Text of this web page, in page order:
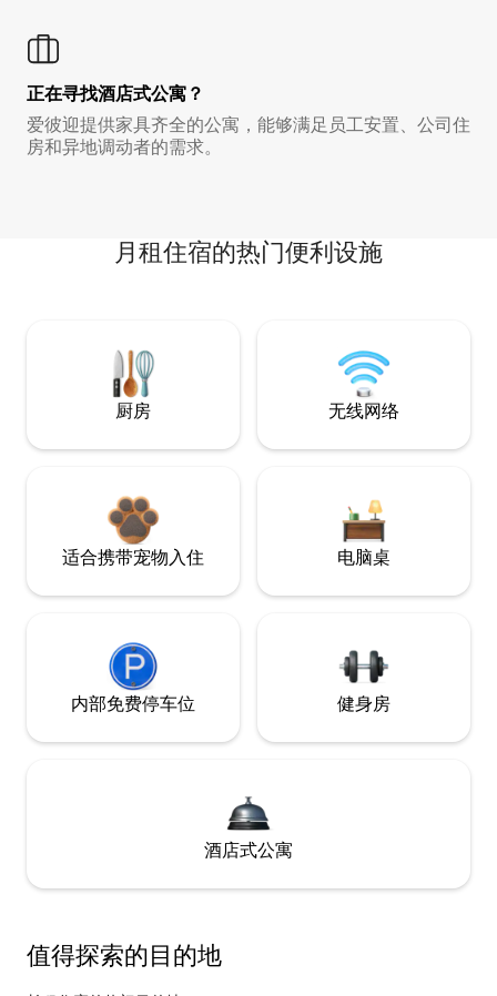
正在寻找酒店式公寓？
爱彼迎提供家具齐全的公寓，能够满足员工安置、公司住
房和异地调动者的需求。
月租住宿的热门便利设施
厨房 无线网络
适合携带宠物入住 电脑桌
内部免费停车位 健身房
酒店式公寓
值得探索的目的地